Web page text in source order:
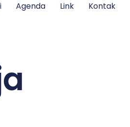
Agenda Link Kontak